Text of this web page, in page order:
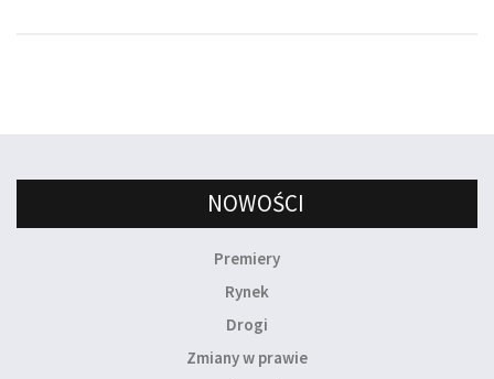
NOWOŚCI
Premiery
Rynek
Drogi
Zmiany w prawie